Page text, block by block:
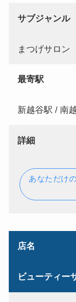
サブジャンル
まつげサロン
最寄駅
新越谷駅 / 南
詳細
あなただけ
店名
ビューティー